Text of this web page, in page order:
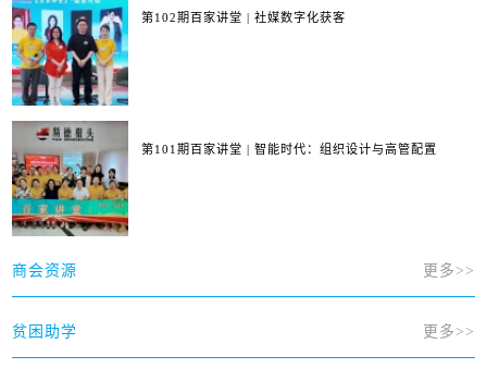
第102期百家讲堂 | 社媒数字化获客
第101期百家讲堂 | 智能时代：组织设计与高管配置
商会资源 更多>>
贫困助学 更多>>